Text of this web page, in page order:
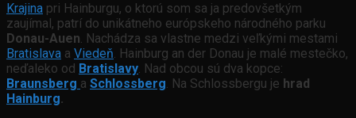
Krajina pri Hainburgu, o ktorú som sa ja predovšetkým
zaujímal, patrí do unikátneho európskeho národného parku
Donau-Auen. Nachádza sa vlastne medzi veľkými mestami
Bratislava a Viedeň. Hainburg an der Donau je malé mestečko,
neďaleko od Bratislavy. Nad obcou sú dva kopce:
Braunsberg a Schlossberg. Na Schlossbergu je hrad
Hainburg.